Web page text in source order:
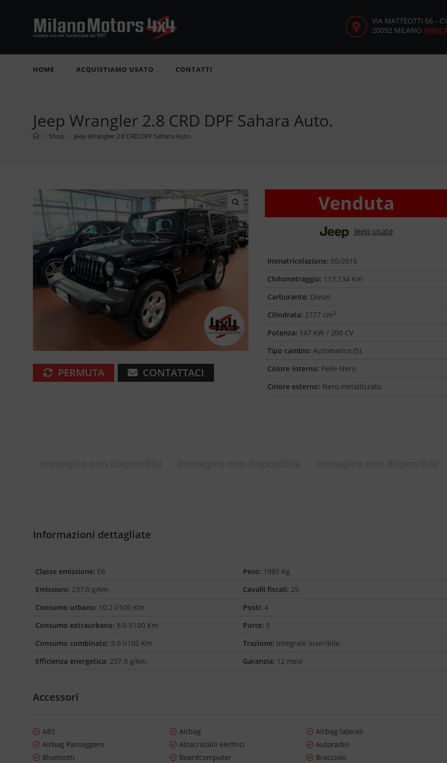
VIA MATTEOTTI 66 -
20092 MILANO
HOME ACQUISTIAMO USATO CONTATTI
Jeep Wrangler 2.8 CRD DPF Sahara Auto.
> Shop > Jeep Wrangler 2.8 CRD DPF Sahara Auto.
🔍
PERMUTA CONTATTACI
Venduta
Jeep usate
Immatricolazione: 05/2016
Chilometraggio: 113.134 Km
Carburante: Diesel
Cilindrata: 2777 cm3
Potenza: 147 KW / 200 CV
Tipo cambio: Automatico (5)
Colore interno: Pelle Nero
Colore esterno: Nero metallizzato
Informazioni dettagliate
Classe emissione: E6
Emissioni: 237.0 g/km
Consumo urbano: 10.2 l/100 Km
Consumo extraurbano: 8.0 l/100 Km
Consumo combinato: 9.0 l/100 Km
Efficienza energetica: 237.0 g/km
Peso: 1985 Kg
Cavalli fiscali: 25
Posti: 4
Porte: 3
Trazione: integrale inseribile
Garanzia: 12 mesi
Accessori
ABS Airbag
Airbag laterali
Airbag Passeggero
Alzacristalli elettrici
Autoradio
Bluetooth
Boardcomputer
Bracciolo